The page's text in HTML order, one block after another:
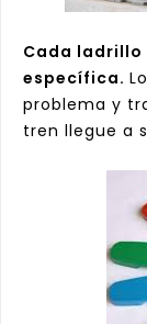
Cada ladrillo
específica.
problema y
tren llegue a